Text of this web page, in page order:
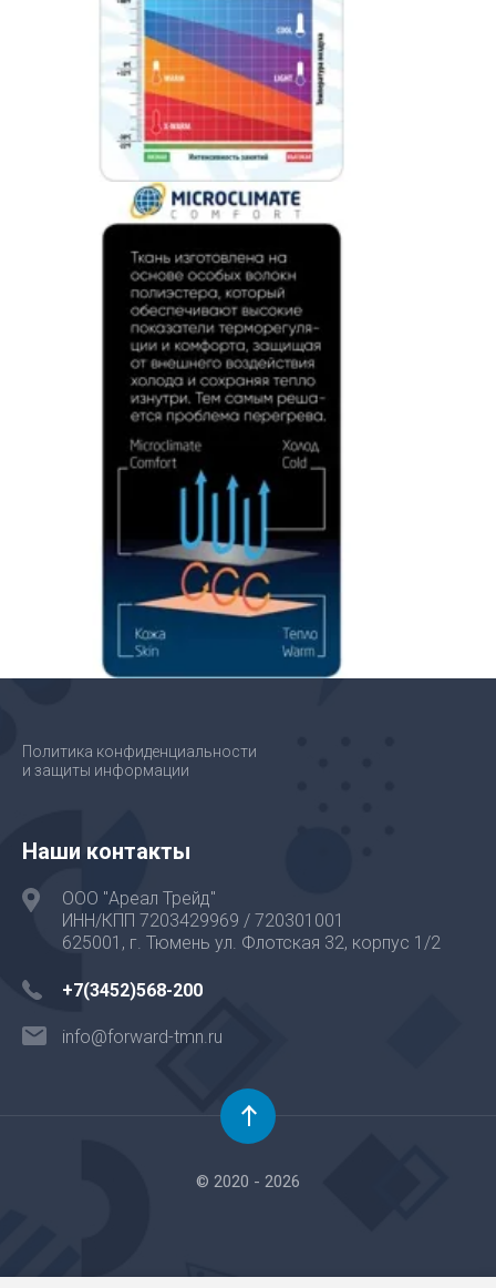
Политика конфиденциальности
и защиты информации
Наши контакты
ООО "Ареал Трейд"
ИНН/КПП 7203429969 / 720301001
625001, г. Тюмень ул. Флотская 32, корпус 1/2
+7(3452)568-200
info@forward-tmn.ru
© 2020 - 2026